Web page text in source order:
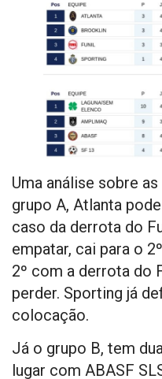
Uma análise sobre
grupo A, Atlanta
caso da derrota do
empatar, cai para o
2º com a derrota do
perder. Sporting já
colocação.
Já o grupo B, tem
lugar com ABASF